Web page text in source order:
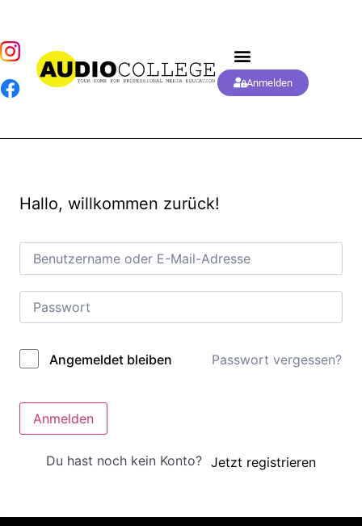
Anmelden
Hallo, willkommen zurück!
Alternative:
Angemeldet bleiben Passwort vergessen?
Anmelden
Du hast noch kein Konto? Jetzt registrieren